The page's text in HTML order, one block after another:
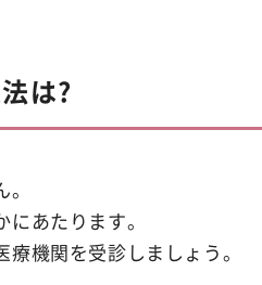
は?
あたります。
機関を受診しましょう。